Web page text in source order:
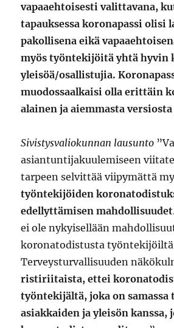
vapaaehtoisesti valittavana,
tapauksessa koronapassi olisi
pakollisena eikä
myös työntekijöitä yhtä hyvin
yleisöä/osallistujia.
muodossaalkaisi olla erittäin
alainen ja aiemmasta
Sivistysvaliokunnan lausunto
asiantuntijakuulemiseen
tarpeen selvittää viipymättä
työntekijöiden
edellyttämisen mahdollisuudet
ei ole nykyisellään
koronatodistusta
Terveysturvallisuuden
ristiriitaista, ettei
työntekijältä, joka on samassa
asiakkaiden ja yleisön kanssa,